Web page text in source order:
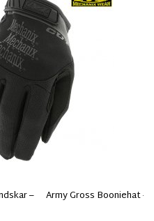
– Army Gross Booniehat -